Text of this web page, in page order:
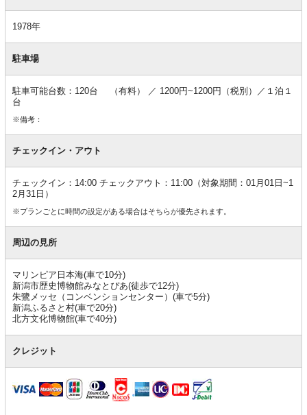
1978年
駐車場
駐車可能台数：120台 （有料） ／ 1200円~1200円（税別）／１泊１
台
※備考：
チェックイン・アウト
チェックイン：14:00 チェックアウト：11:00（対象期間：01月01日~1
2月31日）
※プランごとに時間の設定がある場合はそちらが優先されます。
周辺の見所
マリンピア日本海(車で10分)
新潟市歴史博物館みなとぴあ(徒歩で12分)
朱鷺メッセ（コンベンションセンター）(車で5分)
新潟ふるさと村(車で20分)
北方文化博物館(車で40分)
クレジット